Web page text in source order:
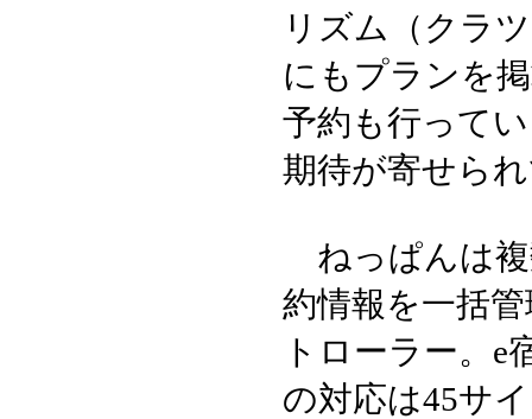
リズム（クラ
にもプランを
予約も行って
期待が寄せら
ねっぱんは複
約情報を一括
トローラー。e
の対応は45サ